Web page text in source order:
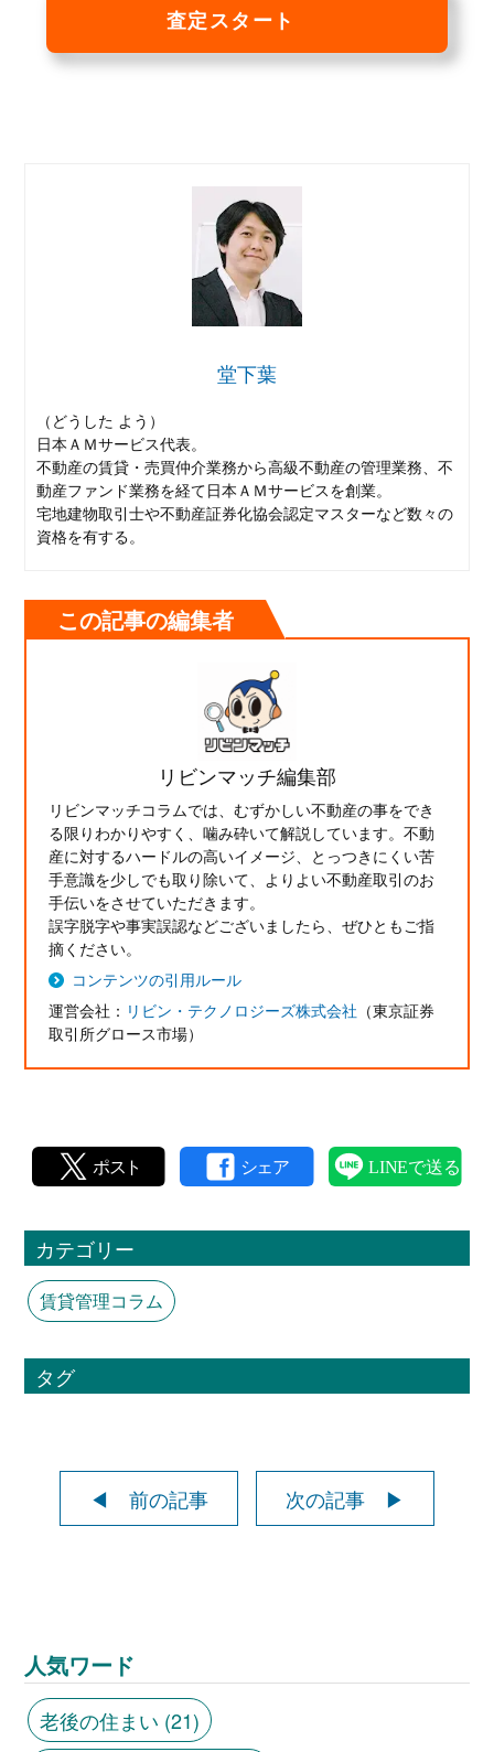
査定スタート
堂下葉
（どうした よう）
日本ＡＭサービス代表。
不動産の賃貸・売買仲介業務から高級不動産の管理業務、不
動産ファンド業務を経て日本ＡＭサービスを創業。
宅地建物取引士や不動産証券化協会認定マスターなど数々の
資格を有する。
この記事の編集者
リビンマッチ編集部
リビンマッチコラムでは、むずかしい不動産の事をでき
る限りわかりやすく、噛み砕いて解説しています。不動
産に対するハードルの高いイメージ、とっつきにくい苦
手意識を少しでも取り除いて、よりよい不動産取引のお
手伝いをさせていただきます。
誤字脱字や事実誤認などございましたら、ぜひともご指
摘ください。
コンテンツの引用ルール
運営会社： リビン・テクノロジーズ株式会社 （東京証券
取引所グロース市場）
カテゴリー
賃貸管理コラム
タグ
◀ 前の記事 次の記事 ▶
人気ワード
老後の住まい (21)